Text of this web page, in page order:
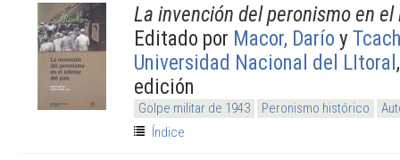
La invención del peronismo en
Editado por Macor, Darío y
Universidad Nacional del LItoral
edición
Golpe militar de 1943 Peronismo histórico
Índice